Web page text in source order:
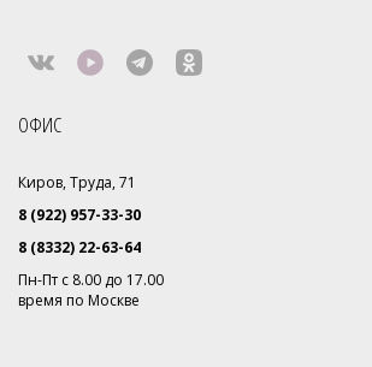
ОФИС
Киров, Труда, 71
8 (922) 957-33-30
8 (8332) 22-63-64
Пн-Пт с 8.00 до 17.00
время по Москве